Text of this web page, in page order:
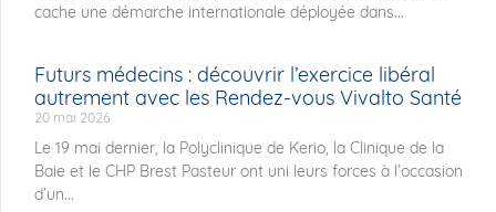
cache une démarche internationale déployée dans...
Futurs médecins : découvrir l’exercice libéral
autrement avec les Rendez-vous Vivalto Santé
20 mai 2026
Le 19 mai dernier, la Polyclinique de Kerio, la Clinique de la
Baie et le CHP Brest Pasteur ont uni leurs forces à l’occasion
d’un...